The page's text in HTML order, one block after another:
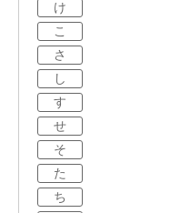
け
こ
さ
し
す
せ
そ
た
ち